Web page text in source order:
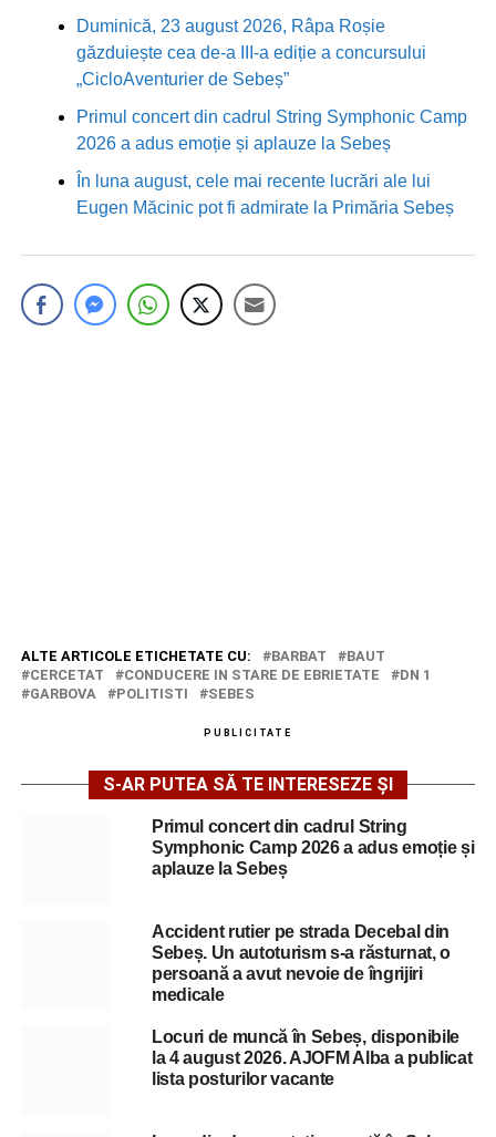
Duminică, 23 august 2026, Râpa Roșie
găzduiește cea de-a III-a ediție a concursului
„CicloAventurier de Sebeș”
Primul concert din cadrul String Symphonic Camp
2026 a adus emoție și aplauze la Sebeș
În luna august, cele mai recente lucrări ale lui
Eugen Măcinic pot fi admirate la Primăria Sebeș
ALTE ARTICOLE ETICHETATE CU: BARBAT
BAUT
CERCETAT
CONDUCERE IN STARE DE EBRIETATE
DN 1
GARBOVA
POLITISTI SEBES
PUBLICITATE
S-AR PUTEA SĂ TE INTERESEZE ȘI
Primul concert din cadrul String
Symphonic Camp 2026 a adus emoție și
aplauze la Sebeș
Accident rutier pe strada Decebal din
Sebeș. Un autoturism s-a răsturnat, o
persoană a avut nevoie de îngrijiri
medicale
Locuri de muncă în Sebeș, disponibile
la 4 august 2026. AJOFM Alba a publicat
lista posturilor vacante